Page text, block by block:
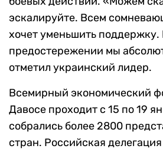
эскалируйте. Всем
хочет уменьшить поддержку.
предостережении мы
отметил украинский лидер.
Всемирный экономический
Давосе проходит с 15 по 19
собрались более 2800
стран. Российская